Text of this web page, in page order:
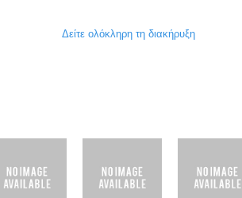
Δείτε ολόκληρη τη διακήρυξη